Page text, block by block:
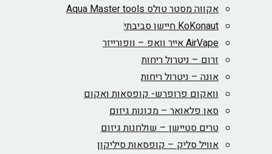
אקווה מסטר טולס Aqua Master tools
KoKonaut חיישן סביבתי
AirVape אייר וואפ – וופורייזר
זרום – ניטרול ריחות
אונה – ניטרול ריחות
וואקום פרופרש- קופסאות ואקום
סאן פלאואר – מכונות גיזום
טרים סטיישן – שולחנות גיזום
אוויל סליק – קופסאות סיליקון